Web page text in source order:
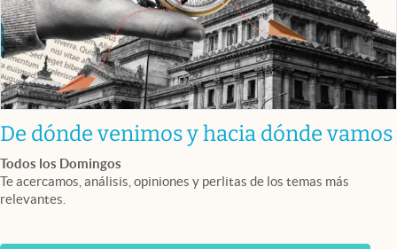
De dónde venimos y hacia dónde vamos
Todos los Domingos
Te acercamos, análisis, opiniones y perlitas de los temas más
relevantes.